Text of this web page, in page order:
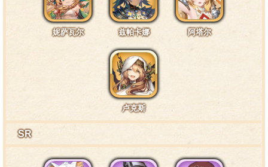
夸我夸我快夸夸我呀！
特训7阶段台词2·胸部4
团长您的手指头……好像胡萝卜啊，哈哈，放心不会
真的咬下去啦。
特训7阶段台词3·腿部4
妮萨瓦尔 兹帕卡娜 阿塔尔
卢克斯
SR